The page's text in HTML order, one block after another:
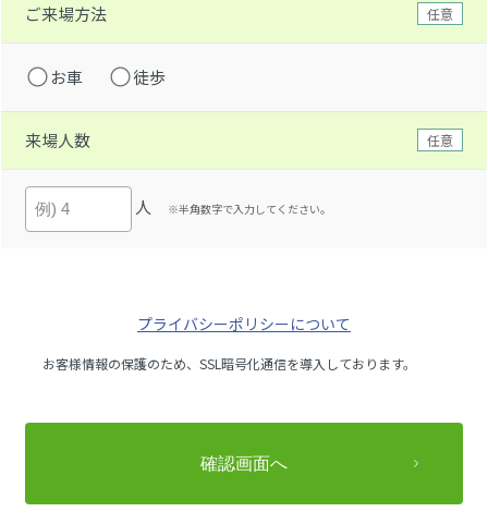
ご来場方法 任意
お車 徒歩
来場人数 任意
人 ※半角数字で入力してください。
プライバシーポリシーについて
お客様情報の保護のため、SSL暗号化通信を導入しております。